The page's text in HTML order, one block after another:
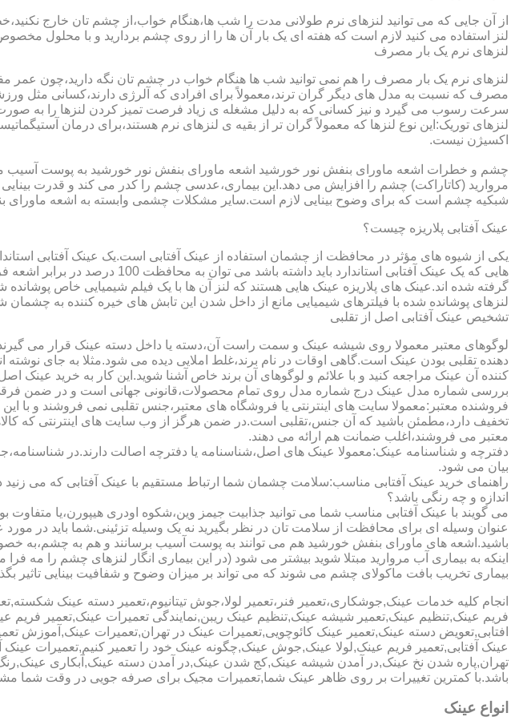
از آن جایی که می توانید لنزهای نرم طولانی مدت را شب ها،هنگام خواب،از چشم تان خارج
لنز استفاده می کنید لازم است که هفته ای یک بار آن ها را از روی چشم بردارید و با محلول
لنزهای نرم یک بار مصرف
لنزهای نرم یک بار مصرف را هم نمی توانید شب ها هنگام خواب در چشم تان نگه دارید،چون عمر
مصرف که نسبت به مدل های دیگر گران ترند،معمولاً برای افرادی که آلرژی دارند،کسانی مثل
سرعت رسوب می گیرد و نیز کسانی که به دلیل مشغله ی زیاد فرصت تمیز کردن لنزها را به صورت
لنزهای توریک:این نوع لنزها که معمولاً گران تر از بقیه ی لنزهای نرم هستند،برای درمان
اکسیژن نیست.
مروارید (کاتاراکت) چشم را افزایش می دهد.این بیماری،عدسی چشم را کدر می کند و قدرت
شبکیه چشم است که برای وضوح بینایی لازم است.سایر مشکلات چشمی وابسته به اشعه
عینک آفتابی پلاریزه چیست؟
یکی از شیوه های مؤثر در محافظت از چشمان استفاده از عینک آفتابی است.یک عینک آفتابی
هایی که یک عینک آفتابی
گرفته شده اند.عینک های پلاریزه عینک هایی هستند که لنز آن ها با یک فیلم شیمیایی خاص
لنزهای پوشانده شده با فیلترهای شیمیایی مانع از داخل شدن این تابش های خیره کننده به
تشخیص عینک آفتابی اصل از تقلبی
لوگوهای معتبر معمولا روی شیشه عینک و سمت راست آن،دسته یا داخل دسته عینک قرار می گیرند و
دهنده تقلبی بودن عینک است.گاهی اوقات در نام برند،غلط املایی دیده می شود.مثلا به جای
کننده آن عینک مراجعه کنید و با علائم و لوگوهای آن برند خاص آشنا شوید.این کار به خرید عینک
بررسی شماره مدل عینک درج شماره مدل روی تمام محصولات،قانونی جهانی است و در ضمن فرقی
فروشنده معتبر:معمولا سایت های اینترنتی یا فروشگاه های معتبر،جنس تقلبی نمی فروشند و
تخفیف دارد،مطمئن باشید که آن جنس،تقلبی است.در ضمن هرگز از وب سایت های اینترنتی که
معتبر می فروشند،اغلب ضمانت هم ارائه می دهند.
دفترچه و شناسنامه عینک:معمولا عینک های اصل،شناسنامه یا دفترچه اصالت دارند.در
بیان می شود.
راهنمای خرید عینک آفتابی مناسب:سلامت چشمان شما ارتباط مستقیم با عینک آفتابی که می
اندازه و چه رنگی باشد؟
می گویند با عینک آفتابی مناسب شما می توانید جذابیت جیمز وین،شکوه اودری هیپورن،یا متفاوت
عنوان وسیله ای برای محافظت از سلامت تان در نظر بگیرید نه یک وسیله تزئینی.شما باید در مورد
باشید.اشعه های ماورای بنفش خورشید هم می توانند به پوست آسیب برسانند و هم به چشم،به
اینکه به بیماری آب مروارید مبتلا شوید بیشتر می شود (در این بیماری انگار لنزهای چشم را
بیماری تخریب بافت ماکولای چشم می شوند که می تواند بر میزان وضوح و شفافیت بینایی تاثیر
انجام کلیه خدمات عینک,جوشکاری،تعمیر فنر،تعمیر لولا،جوش تیتانیوم،تعمیر دسته عینک
فریم عینک,تنظیم عینک,تعمیر شیشه عینک,تنظیم عینک ریبن,نمایندگی تعمیرات عینک,تعمیر
افتابی,تعویض دسته عینک,تعمیر عینک کائوچویی,تعمیرات عینک در تهران,تعمیرات عینک,آموزش
عینک آفتابی,تعمیر فریم عینک,لولا عینک,جوش عینک,چگونه عینک خود را تعمیر کنیم,تعمیرات عینک
تهران,پاره شدن نخ عینک,در آمدن شیشه عینک,کج شدن عینک,در آمدن دسته عینک,آبکاری
باشد.با کمترین تغییرات بر روی ظاهر عینک شما,تعمیرات مجیک برای صرفه جویی در وقت شما
انواع عینک